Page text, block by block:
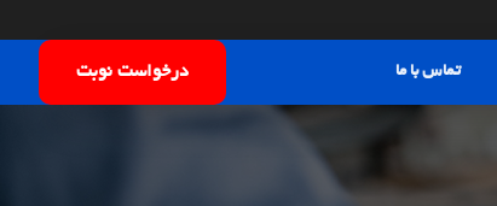
تماس با ما درخواست نوبت